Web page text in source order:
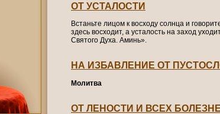
ОТ УСТАЛОСТИ
Встаньте лицом к восходу солнца и
здесь восходит, а усталость на заход
Святого Духа. Аминь».
НА ИЗБАВЛЕНИЕ ОТ
Молитва
ОТ ЛЕНОСТИ И ВСЕХ